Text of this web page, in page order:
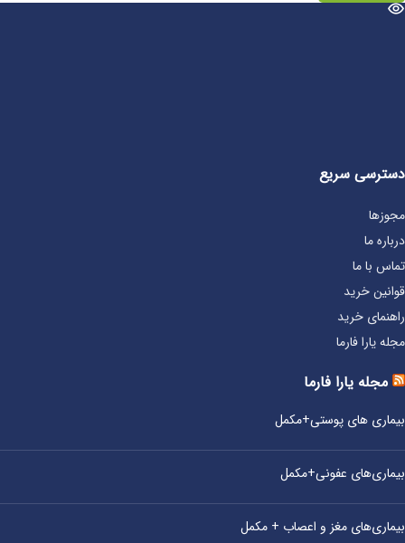
دسترسی سریع
مجوزها
درباره ما
تماس با ما
قوانین خرید
راهنمای خرید
مجله یارا فارما
مجله یارا فارما
بیماری‌ های پوستی+مکمل
بیماری‌های عفونی+مکمل
بیماری‌های مغز و اعصاب + مکمل